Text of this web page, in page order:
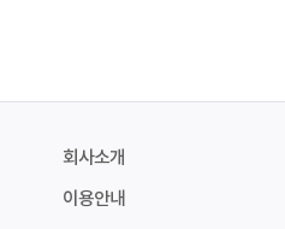
회사소개
이용안내